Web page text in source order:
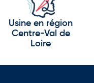
Usine en région
Centre-Val de
Loire